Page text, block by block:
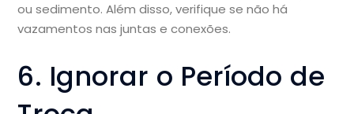
ou sedimento. Além disso, verifique se não há
vazamentos nas juntas e conexões.
6. Ignorar o Período de